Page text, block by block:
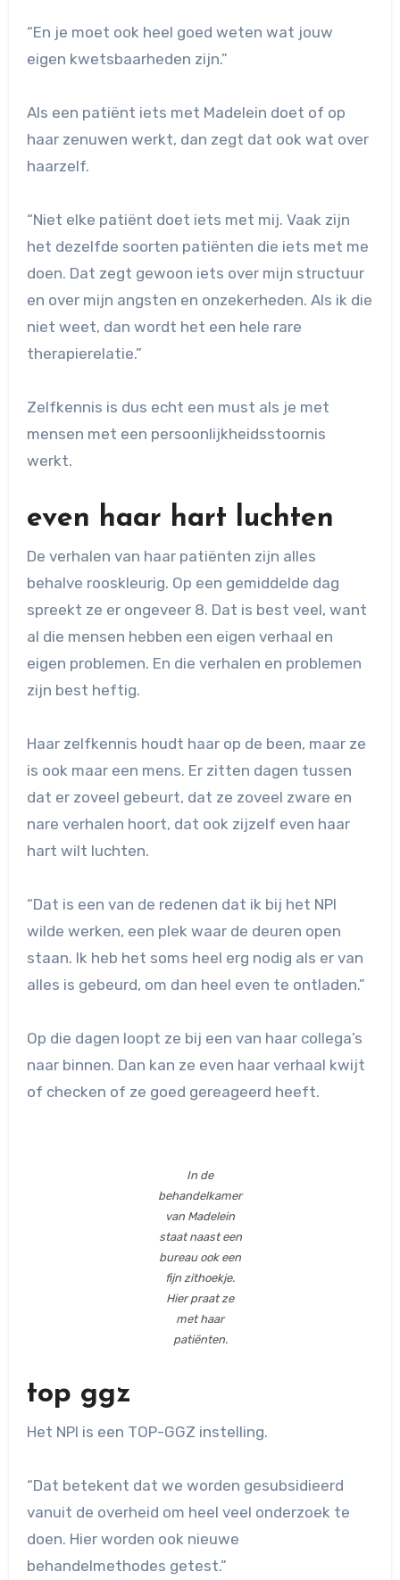
“En je moet ook heel goed weten wat jouw
eigen kwetsbaarheden zijn.”
Als een patiënt iets met Madelein doet of op
haar zenuwen werkt, dan zegt dat ook wat over
haarzelf.
“Niet elke patiënt doet iets met mij. Vaak zijn
het dezelfde soorten patiënten die iets met me
doen. Dat zegt gewoon iets over mijn structuur
en over mijn angsten en onzekerheden. Als ik die
niet weet, dan wordt het een hele rare
therapierelatie.”
Zelfkennis is dus echt een must als je met
mensen met een persoonlijkheidsstoornis
werkt.
even haar hart luchten
De verhalen van haar patiënten zijn alles
behalve rooskleurig. Op een gemiddelde dag
spreekt ze er ongeveer 8. Dat is best veel, want
al die mensen hebben een eigen verhaal en
eigen problemen. En die verhalen en problemen
zijn best heftig.
Haar zelfkennis houdt haar op de been, maar ze
is ook maar een mens. Er zitten dagen tussen
dat er zoveel gebeurt, dat ze zoveel zware en
nare verhalen hoort, dat ook zijzelf even haar
hart wilt luchten.
“Dat is een van de redenen dat ik bij het NPI
wilde werken, een plek waar de deuren open
staan. Ik heb het soms heel erg nodig als er van
alles is gebeurd, om dan heel even te ontladen.”
Op die dagen loopt ze bij een van haar collega’s
naar binnen. Dan kan ze even haar verhaal kwijt
of checken of ze goed gereageerd heeft.
In de
behandelkamer
van Madelein
staat naast een
bureau ook een
fijn zithoekje.
Hier praat ze
met haar
patiënten.
top ggz
Het NPI is een TOP-GGZ instelling.
“Dat betekent dat we worden gesubsidieerd
vanuit de overheid om heel veel onderzoek te
doen. Hier worden ook nieuwe
behandelmethodes getest.”